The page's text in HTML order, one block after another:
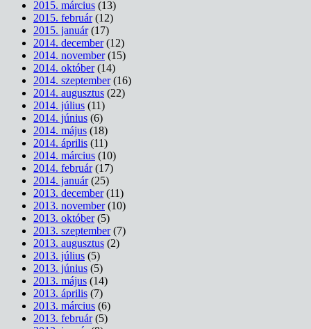
2015. március (13)
2015. február(12)
2015. január(17)
2014. december(12)
2014. november(15)
2014. október(14)
2014. szeptember(16)
2014. augusztus (22)
2014. július (11)
2014. június (6)
2014. május (18)
2014. április (11)
2014. március (10)
2014. február(17)
2014. január(25)
2013. december(11)
2013. november(10)
2013. október(5)
2013. szeptember(7)
2013. augusztus (2)
2013. július (5)
2013. június (5)
2013. május (14)
2013. április (7)
2013. március (6)
2013. február(5)